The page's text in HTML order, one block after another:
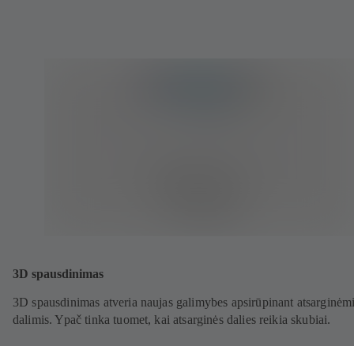
3D spausdinimas
3D spausdinimas atveria naujas galimybes apsirūpinant
dalimis. Ypač tinka tuomet, kai atsarginės dalies reikia skubiai.